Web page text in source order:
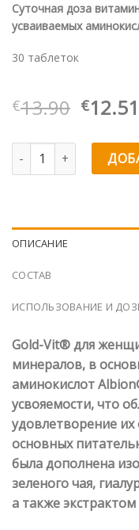
Суточная доза
усваиваемых
30 таблеток
€13.90 €12.51
Количество товара
ОПИСАНИЕ
СОСТАВ
ИСПОЛЬЗОВАНИЕ И
Gold-Vit® для
минералов, в
аминокислот
усвояемости, что
удовлетворение
основных
была дополнена
зеленого чая,
а также